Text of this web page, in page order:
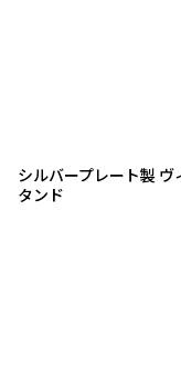
シルバープレート製
タンド